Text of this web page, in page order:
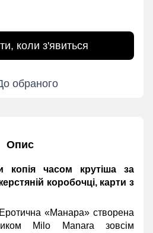
коли з'явиться
обраного
Опис
копія часом крутіша за
коробочці, карти з
«Манара» створена
Milo Manara зовсім